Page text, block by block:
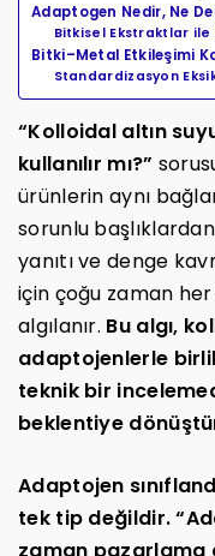
Adaptogen Nedir, Ne
Bitkisel Ekstraktlar
Bitki–Metal Etkileşimi
Standardizasyon
“Kolloidal altın
kullanılır mı?”
ürünlerin aynı
sorunlu
yanıtı ve denge
için çoğu zaman
algılanır. Bu algı,
adaptojenlerle
teknik bir
beklentiye
Adaptojen
tek tip değildir.
zaman pazarlama